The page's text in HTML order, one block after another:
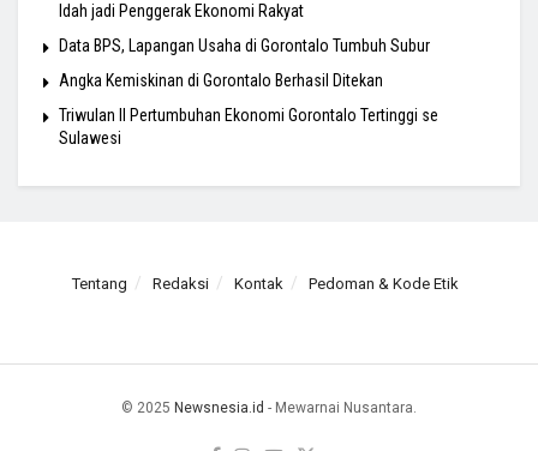
Idah jadi Penggerak Ekonomi Rakyat
Data BPS, Lapangan Usaha di Gorontalo Tumbuh Subur
Angka Kemiskinan di Gorontalo Berhasil Ditekan
Triwulan II Pertumbuhan Ekonomi Gorontalo Tertinggi se
Sulawesi
Tentang Redaksi Kontak Pedoman & Kode Etik
© 2025 Newsnesia.id - Mewarnai Nusantara.